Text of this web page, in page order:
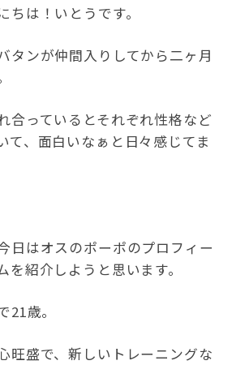
ちは！いとうです。
タンが仲間入りしてから二ヶ月
合っているとそれぞれ性格など
て、面白いなぁと日々感じてま
日はオスのポーポのプロフィー
を紹介しようと思います。
21歳。
旺盛で、新しいトレーニングな